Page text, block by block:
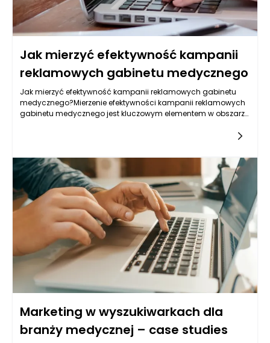
Jak mierzyć efektywność kampanii
reklamowych gabinetu medycznego
Jak mierzyć efektywność kampanii reklamowych gabinetu
medycznego?Mierzenie efektywności kampanii reklamowych
gabinetu medycznego jest kluczowym elementem w obszarze
Marketing w wyszukiwarkach dla
branży medycznej – case studies